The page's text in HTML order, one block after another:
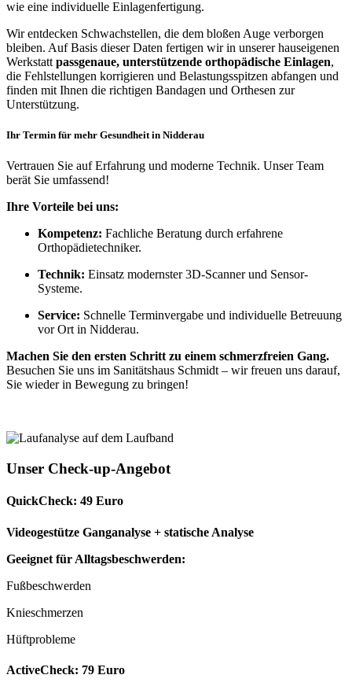
wie eine individuelle Einlagenfertigung.
Wir entdecken Schwachstellen, die dem bloßen Auge verborgen
bleiben. Auf Basis dieser Daten fertigen wir in unserer hauseigenen
Werkstatt passgenaue, unterstützende orthopädische Einlagen,
die Fehlstellungen korrigieren und Belastungsspitzen abfangen und
finden mit Ihnen die richtigen Bandagen und Orthesen zur
Unterstützung.
Ihr Termin für mehr Gesundheit in Nidderau
Vertrauen Sie auf Erfahrung und moderne Technik. Unser Team
berät Sie umfassend!
Ihre Vorteile bei uns:
Kompetenz: Fachliche Beratung durch erfahrene
Orthopädietechniker.
Technik: Einsatz modernster 3D-Scanner und Sensor-
Systeme.
Service: Schnelle Terminvergabe und individuelle Betreuung
vor Ort in Nidderau.
Machen Sie den ersten Schritt zu einem schmerzfreien Gang.
Besuchen Sie uns im Sanitätshaus Schmidt – wir freuen uns darauf,
Sie wieder in Bewegung zu bringen!
Unser Check-up-Angebot
QuickCheck: 49 Euro
Videogestütze Ganganalyse + statische Analyse
Geeignet für Alltagsbeschwerden:
Fußbeschwerden
Knieschmerzen
Hüftprobleme
ActiveCheck: 79 Euro